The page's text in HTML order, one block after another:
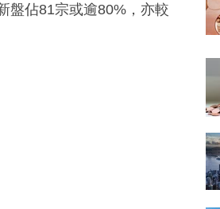
盤佔81宗或逾80%，亦較